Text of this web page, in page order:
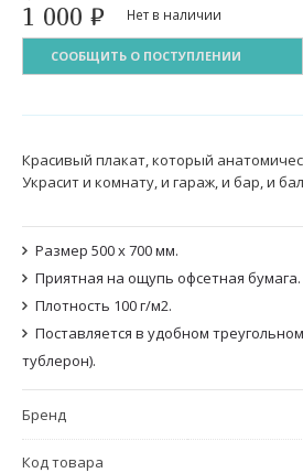
1 000 ₽ Нет в наличии
СООБЩИТЬ О ПОСТУПЛЕНИИ
Красивый плакат, который
Украсит и комнату, и гараж, и бар, и
Размер 500 х 700 мм.
Приятная на ощупь офсетная бумага.
Плотность 100 г/м2.
Поставляется в удобном
тублерон).
Бренд
Код товара